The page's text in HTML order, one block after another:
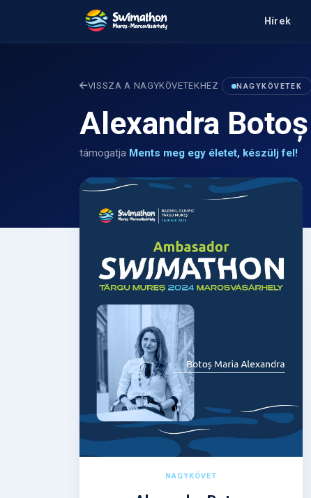
Hírek
VISSZA A NAGYKÖVETEKHEZ NAGYKÖVETEK
Alexandra Botoș
támogatja Ments meg egy életet, készülj fel!
NAGYKÖVET